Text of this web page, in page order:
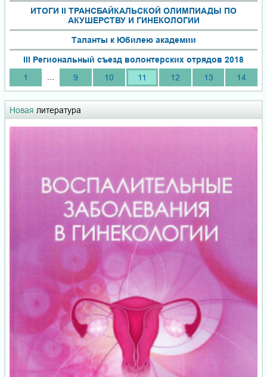
ИТОГИ II ТРАНСБАЙКАЛЬСКОЙ ОЛИМПИАДЫ ПО
АКУШЕРСТВУ И ГИНЕКОЛОГИИ
Таланты к Юбилею академии
III Региональный съезд волонтерских отрядов 2018
1
9 10 11 12 13 14
Новая литература